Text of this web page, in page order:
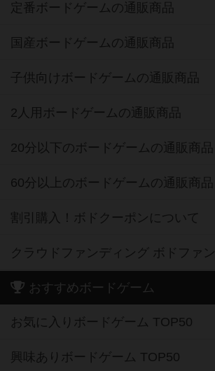
定番ボードゲームの通販商品
国産ボードゲームの通販商品
子供向けボードゲームの通販商品
2人用ボードゲームの通販商品
20分以下のボードゲームの通販商品
60分以上のボードゲームの通販商品
割引購入！ボドクーポンについて
クラウドファンディング ボドファン
おすすめボードゲーム
お気に入りボードゲーム TOP50
興味ありボードゲーム TOP50